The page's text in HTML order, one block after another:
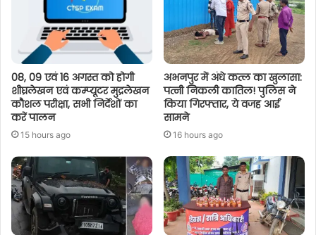
08, 09 एवं 16 अगस्त को होगी
शीघ्रलेखन एवं कम्प्यूटर मुद्रलेखन
कौशल परीक्षा, सभी निर्देशों का
करें पालन
15 hours ago
अभनपुर में अंधे कत्ल का खुलासा:
पत्नी निकली कातिल! पुलिस ने
किया गिरफ्तार, ये वजह आई
सामने
16 hours ago